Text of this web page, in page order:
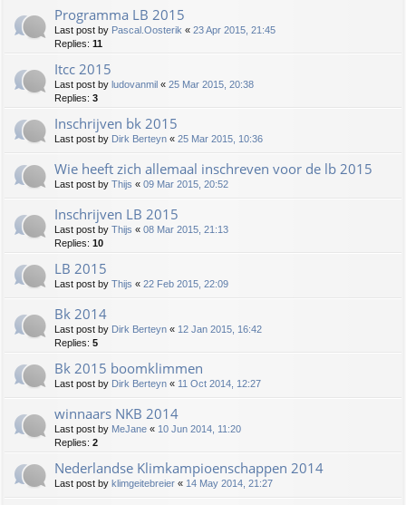
Programma LB 2015
Last post by Pascal.Oosterik « 23 Apr 2015, 21:45
Replies: 11
Itcc 2015
Last post by ludovanmil « 25 Mar 2015, 20:38
Replies: 3
Inschrijven bk 2015
Last post by Dirk Berteyn « 25 Mar 2015, 10:36
Wie heeft zich allemaal inschreven voor de lb 2015
Last post by Thijs « 09 Mar 2015, 20:52
Inschrijven LB 2015
Last post by Thijs « 08 Mar 2015, 21:13
Replies: 10
LB 2015
Last post by Thijs « 22 Feb 2015, 22:09
Bk 2014
Last post by Dirk Berteyn « 12 Jan 2015, 16:42
Replies: 5
Bk 2015 boomklimmen
Last post by Dirk Berteyn « 11 Oct 2014, 12:27
winnaars NKB 2014
Last post by MeJane « 10 Jun 2014, 11:20
Replies: 2
Nederlandse Klimkampioenschappen 2014
Last post by klimgeitebreier « 14 May 2014, 21:27